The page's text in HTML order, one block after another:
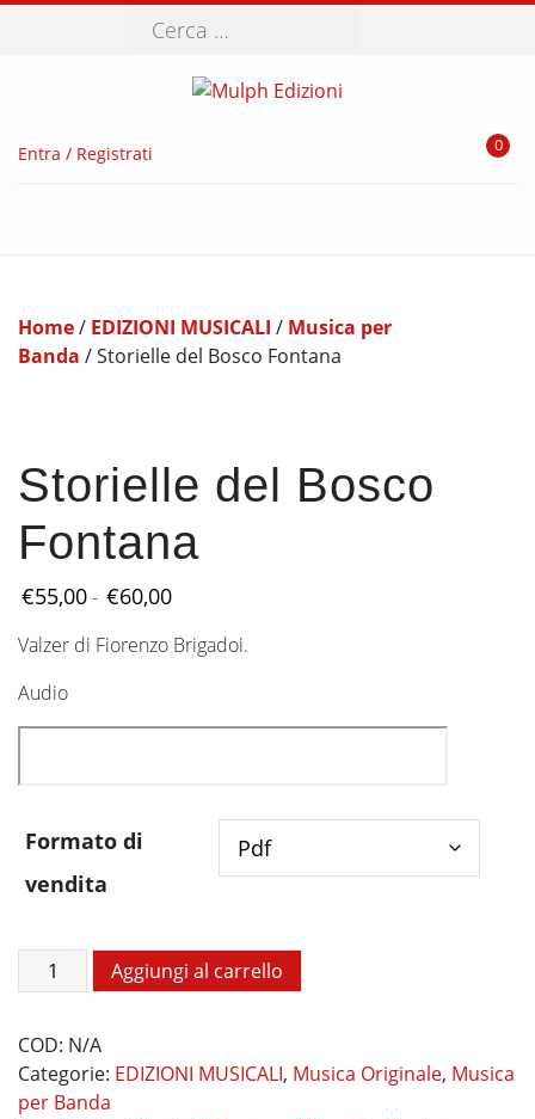
Entra / Registrati 0
Home/ EDIZIONI MUSICALI / Musica per
Banda / Storielle del Bosco Fontana
Storielle del Bosco
Fontana
€55,00- €60,00Fascia
prezzo:
a
Valzer di Fiorenzo Brigadoi.
Audio
Formato di
vendita
Storielle
del
Fontana
quantità
Aggiungi al carrello
COD: N/A
Categorie: EDIZIONI MUSICALI, Musica Originale, Musica
per Banda